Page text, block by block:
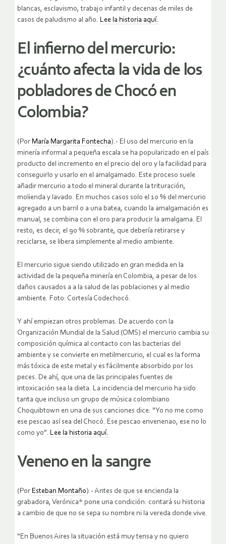
blancas, esclavismo, trabajo infantil y decenas de miles de
casos de paludismo al año. Lee la historia aquí.
El infierno del mercurio:
¿cuánto afecta la vida de los
pobladores de Chocó en
Colombia?
(Por María Margarita Fontecha).- El uso del mercurio en la
minería informal a pequeña escala se ha popularizado en el país
producto del incremento en el precio del oro y la facilidad para
conseguirlo y usarlo en el amalgamado. Este proceso suele
añadir mercurio a todo el mineral durante la trituración,
molienda y lavado. En muchos casos solo el 10 % del mercurio
agregado a un barril o a una batea, cuando la amalgamación es
manual, se combina con el oro para producir la amalgama. El
resto, es decir, el 90 % sobrante, que debería retirarse y
reciclarse, se libera simplemente al medio ambiente.
El mercurio sigue siendo utilizado en gran medida en la
actividad de la pequeña minería en Colombia, a pesar de los
daños causados a a la salud de las poblaciones y al medio
ambiente. Foto: Cortesía Codechocó.
Y ahí empiezan otros problemas. De acuerdo con la
Organización Mundial de la Salud (OMS) el mercurio cambia su
composición química al contacto con las bacterias del
ambiente y se convierte en metilmercurio, el cual es la forma
más tóxica de este metal y es fácilmente absorbido por los
peces. De ahí, que una de las principales fuentes de
intoxicación sea la dieta. La incidencia del mercurio ha sido
tanta que incluso un grupo de música colombiano
Choquibtown en una de sus canciones dice: “Yo no me como
ese pescao así sea del Chocó. Ese pescao envenenao, ese no lo
como yo”. Lee la historia aquí.
Veneno en la sangre
(Por Esteban Montaño).- Antes de que se encienda la
grabadora, Verónica* pone una condición: contará su historia
a cambio de que no se sepa su nombre ni la vereda donde vive.
“En Buenos Aires la situación está muy tensa y no quiero